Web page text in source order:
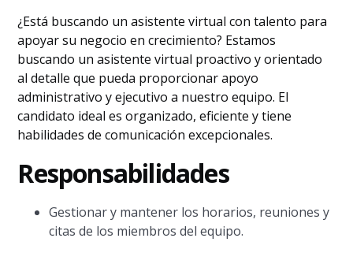
¿Está buscando un asistente virtual con talento para
apoyar su negocio en crecimiento? Estamos
buscando un asistente virtual proactivo y orientado
al detalle que pueda proporcionar apoyo
administrativo y ejecutivo a nuestro equipo. El
candidato ideal es organizado, eficiente y tiene
habilidades de comunicación excepcionales.
Responsabilidades
Gestionar y mantener los horarios, reuniones y
citas de los miembros del equipo.